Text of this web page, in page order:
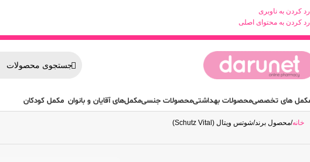
رد کردن به ناوبری
رد کردن به محتوای اصلی
های تخصصیمحصولات بهداشتیمحصولات جنسیمکمل‌های آقایان و بانوان مکمل کودکان
خانه محصول برند شوتس ویتال (Schutz Vital)